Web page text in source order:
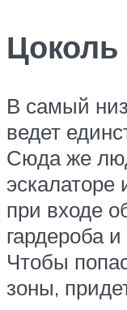
Цоколь
В самый
ведет
Сюда же
эскалаторе
при входе
гардероба
Чтобы
зоны,